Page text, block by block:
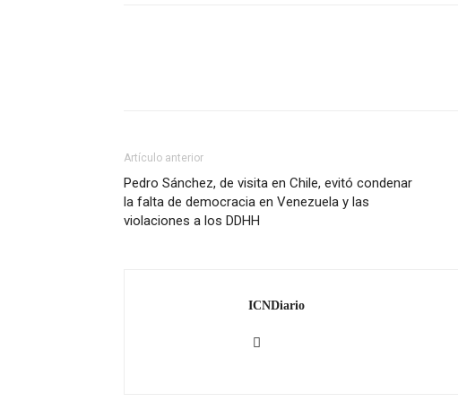
Artículo anterior
Pedro Sánchez, de visita en Chile, evitó condenar
la falta de democracia en Venezuela y las
violaciones a los DDHH
ICNDiario